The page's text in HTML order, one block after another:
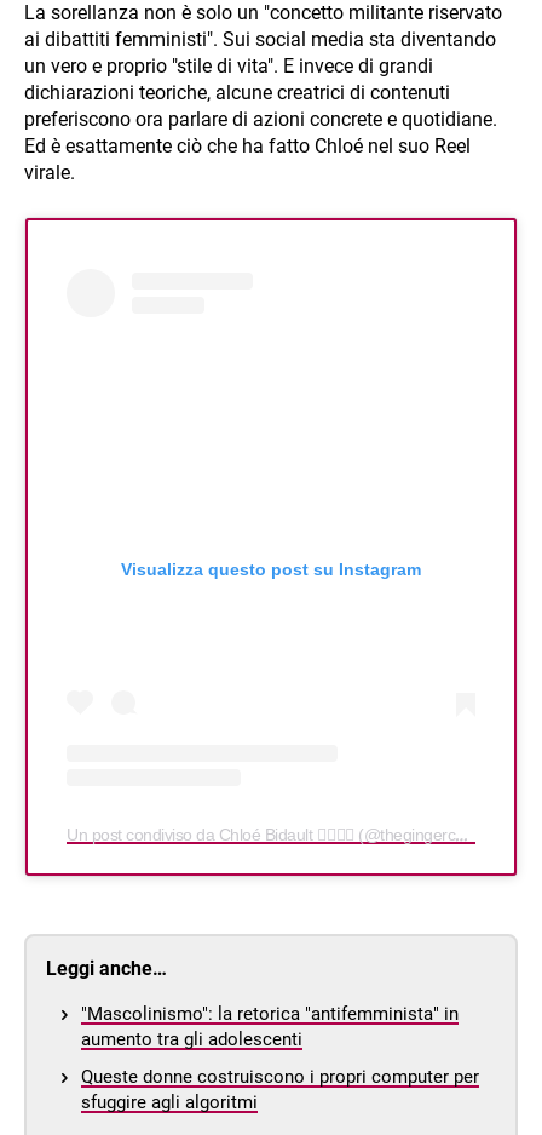
La sorellanza non è solo un "concetto militante riservato
ai dibattiti femministi". Sui social media sta diventando
un vero e proprio "stile di vita". E invece di grandi
dichiarazioni teoriche, alcune creatrici di contenuti
preferiscono ora parlare di azioni concrete e quotidiane.
Ed è esattamente ciò che ha fatto Chloé nel suo Reel
virale.
Visualizza questo post su Instagram
Un post condiviso da Chloé Bidault 🧚🏼‍♀️✨ (@thegingerchloe)
Leggi anche…
"Mascolinismo": la retorica "antifemminista" in
aumento tra gli adolescenti
Queste donne costruiscono i propri computer per
sfuggire agli algoritmi